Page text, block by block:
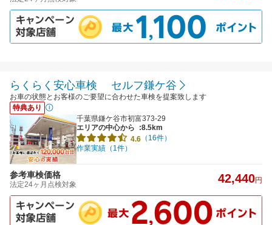
らくらく安心車検 セルフ鎌ケ谷
お車の状態とお客様のご要望に合わせた車検を提案致します
特典あり
千葉県鎌ケ谷市初富373-29
エリアの中心から
:8.5km
4.6 （16件）
作業実績（1件）
参考車検価格
法定24ヶ月点検対象 42,440円